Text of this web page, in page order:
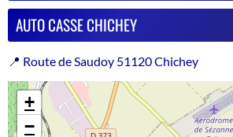
AUTO CASSE CHICHEY
📍 Route de Saudoy 51120 Chichey
+
−